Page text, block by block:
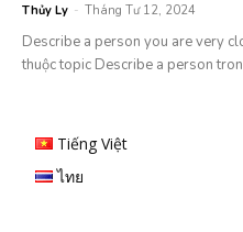
Thủy Ly - Tháng Tư 12, 2024
Describe a person you are very
thuộc topic Describe a person
Tiếng Việt
ไทย